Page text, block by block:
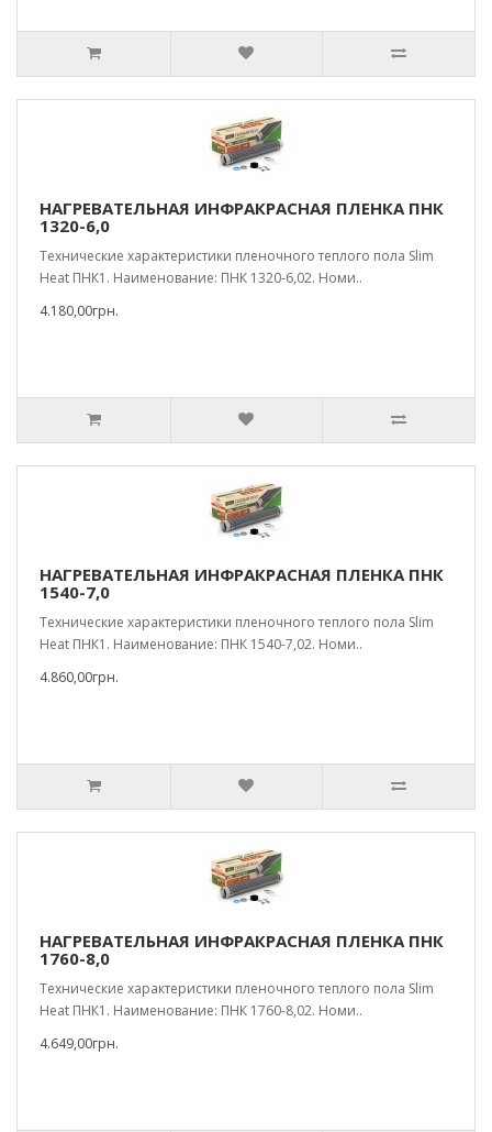
НАГРЕВАТЕЛЬНАЯ ИНФРАКРАСНАЯ ПЛЕНКА ПНК
1320-6,0
Технические характеристики пленочного теплого пола Slim
Heat ПНК1. Наименование: ПНК 1320-6,02. Номи..
4.180,00грн.
НАГРЕВАТЕЛЬНАЯ ИНФРАКРАСНАЯ ПЛЕНКА ПНК
1540-7,0
Технические характеристики пленочного теплого пола Slim
Heat ПНК1. Наименование: ПНК 1540-7,02. Номи..
4.860,00грн.
НАГРЕВАТЕЛЬНАЯ ИНФРАКРАСНАЯ ПЛЕНКА ПНК
1760-8,0
Технические характеристики пленочного теплого пола Slim
Heat ПНК1. Наименование: ПНК 1760-8,02. Номи..
4.649,00грн.